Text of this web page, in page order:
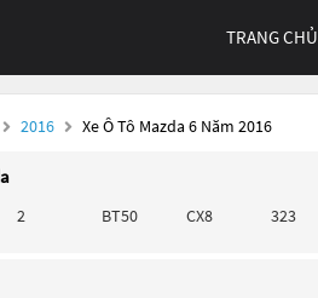
TRANG CHỦ
2016 Xe Ô Tô Mazda 6 Năm 2016
2 BT50 CX8 323